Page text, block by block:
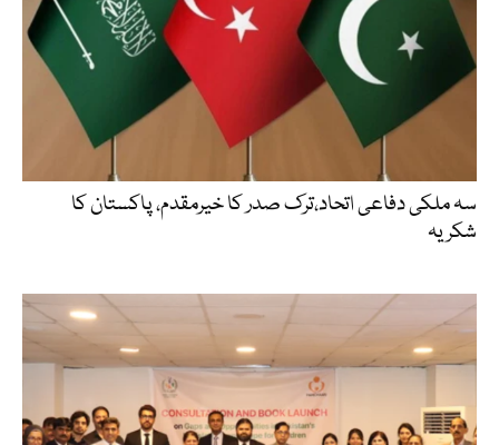
سہ ملکی دفاعی اتحاد،ترک صدر کا خیرمقدم، پاکستان کا
شکریہ